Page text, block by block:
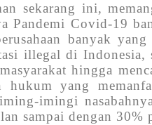
sekarang ini,
Pandemi Covid-19
banyak
illegal di Indonesia,
hingga
hukum yang
imingi
sampai dengan 30%